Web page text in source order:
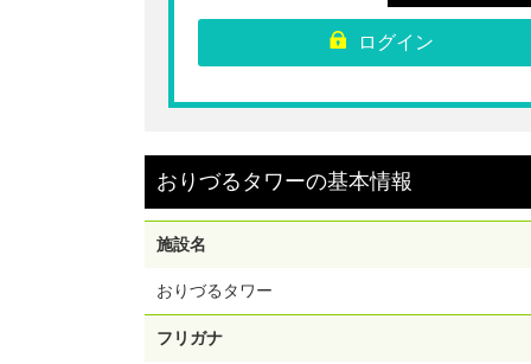
■ 幼児（4歳以上）
※施設の入場ゲートにて、チケット内のQRコードを
です。
※ご入場時はチケット売り場に並ばずにそのままQR
※ご購入後のキャンセル・返金・変更は不可。
ログイン
おりづるタワーの基本情報
施設名
おりづるタワー
フリガナ